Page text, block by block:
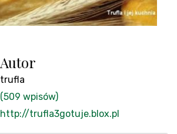
Autor
trufla
(509 wpisów)
http://trufla3gotuje.blox.pl